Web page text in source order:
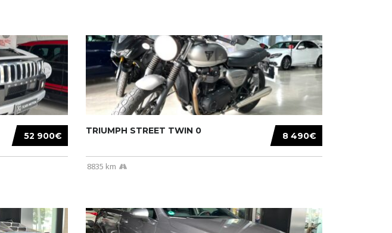
52 900€ 8 490€
TRIUMPH STREET TWIN 0
8835 km